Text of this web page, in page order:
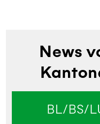
News
BL/BS/